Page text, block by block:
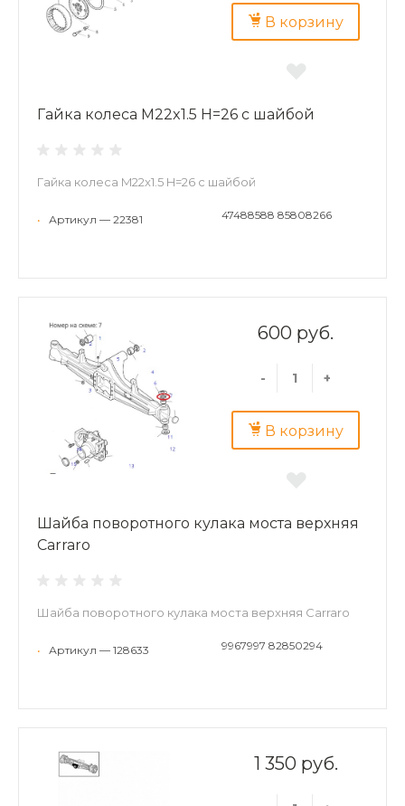
В корзину
Гайка колеса M22x1.5 H=26 с шайбой
Гайка колеса M22x1.5 H=26 с шайбой
• Артикул — 22381 47488588 85808266
600 руб.
- +
В корзину
Шайба поворотного кулака моста верхняя
Carraro
Шайба поворотного кулака моста верхняя Carraro
• Артикул — 128633 9967997 82850294
1 350 руб.